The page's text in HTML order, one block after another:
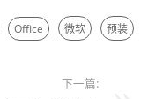
Office 微软 预装
下一篇: